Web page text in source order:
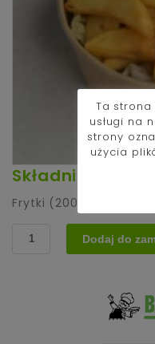
Składniki:
Frytki (200g)
ilość
Dodaj do
Ta strona
usługi na
strony
użycia